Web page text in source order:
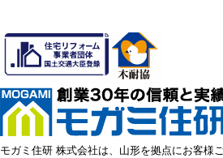
モガミ住研 株式会社は、山形を拠点にお客様